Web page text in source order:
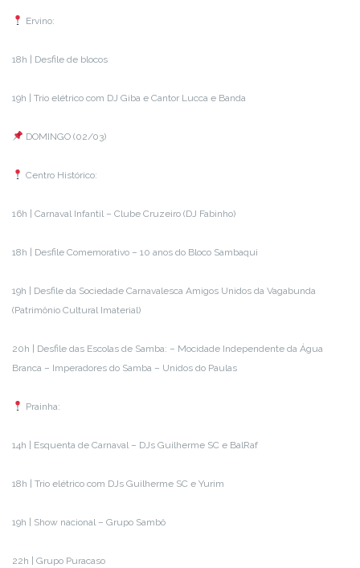
Ervino:
18h | Desfile de blocos
19h | Trio elétrico com DJ Giba e Cantor Lucca e Banda
DOMINGO (02/03)
Centro Histórico:
16h | Carnaval Infantil – Clube Cruzeiro (DJ Fabinho)
18h | Desfile Comemorativo – 10 anos do Bloco Sambaqui
19h | Desfile da Sociedade Carnavalesca Amigos Unidos da Vagabunda
(Patrimônio Cultural Imaterial)
20h | Desfile das Escolas de Samba: – Mocidade Independente da Água
Branca – Imperadores do Samba – Unidos do Paulas
Prainha:
14h | Esquenta de Carnaval – DJs Guilherme SC e BalRaf
18h | Trio elétrico com DJs Guilherme SC e Yurim
19h | Show nacional – Grupo Sambô
22h | Grupo Puracaso